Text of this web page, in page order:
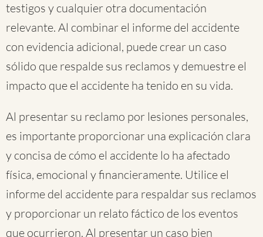
testigos y cualquier otra documentación
relevante. Al combinar el informe del accidente
con evidencia adicional, puede crear un caso
sólido que respalde sus reclamos y demuestre el
impacto que el accidente ha tenido en su vida.
Al presentar su reclamo por lesiones personales,
es importante proporcionar una explicación clara
y concisa de cómo el accidente lo ha afectado
física, emocional y financieramente. Utilice el
informe del accidente para respaldar sus reclamos
y proporcionar un relato fáctico de los eventos
que ocurrieron. Al presentar un caso bien